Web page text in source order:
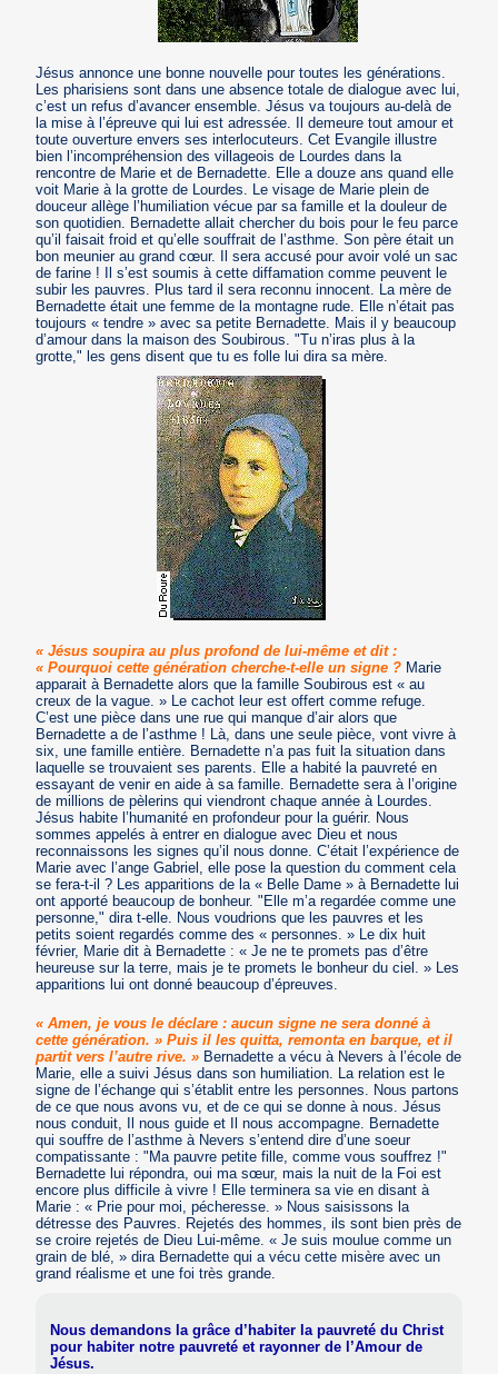
Jésus annonce une bonne nouvelle pour toutes les générations.
Les pharisiens sont dans une absence totale de dialogue avec lui,
c’est un refus d’avancer ensemble. Jésus va toujours au-delà de
la mise à l’épreuve qui lui est adressée. Il demeure tout amour et
toute ouverture envers ses interlocuteurs. Cet Evangile illustre
bien l’incompréhension des villageois de Lourdes dans la
rencontre de Marie et de Bernadette. Elle a douze ans quand elle
voit Marie à la grotte de Lourdes. Le visage de Marie plein de
douceur allège l’humiliation vécue par sa famille et la douleur de
son quotidien. Bernadette allait chercher du bois pour le feu parce
qu’il faisait froid et qu’elle souffrait de l’asthme. Son père était un
bon meunier au grand cœur. Il sera accusé pour avoir volé un sac
de farine ! Il s’est soumis à cette diffamation comme peuvent le
subir les pauvres. Plus tard il sera reconnu innocent. La mère de
Bernadette était une femme de la montagne rude. Elle n’était pas
toujours « tendre » avec sa petite Bernadette. Mais il y beaucoup
d’amour dans la maison des Soubirous. "Tu n’iras plus à la
grotte," les gens disent que tu es folle lui dira sa mère.
« Jésus soupira au plus profond de lui-même et dit :
« Pourquoi cette génération cherche-t-elle un signe ? Marie
apparait à Bernadette alors que la famille Soubirous est « au
creux de la vague. » Le cachot leur est offert comme refuge.
C’est une pièce dans une rue qui manque d’air alors que
Bernadette a de l’asthme ! Là, dans une seule pièce, vont vivre à
six, une famille entière. Bernadette n’a pas fuit la situation dans
laquelle se trouvaient ses parents. Elle a habité la pauvreté en
essayant de venir en aide à sa famille. Bernadette sera à l’origine
de millions de pèlerins qui viendront chaque année à Lourdes.
Jésus habite l’humanité en profondeur pour la guérir. Nous
sommes appelés à entrer en dialogue avec Dieu et nous
reconnaissons les signes qu’il nous donne. C’était l’expérience de
Marie avec l’ange Gabriel, elle pose la question du comment cela
se fera-t-il ? Les apparitions de la « Belle Dame » à Bernadette lui
ont apporté beaucoup de bonheur. "Elle m’a regardée comme une
personne," dira t-elle. Nous voudrions que les pauvres et les
petits soient regardés comme des « personnes. » Le dix huit
février, Marie dit à Bernadette : « Je ne te promets pas d’être
heureuse sur la terre, mais je te promets le bonheur du ciel. » Les
apparitions lui ont donné beaucoup d’épreuves.
« Amen, je vous le déclare : aucun signe ne sera donné à
cette génération. » Puis il les quitta, remonta en barque, et il
partit vers l’autre rive. » Bernadette a vécu à Nevers à l’école de
Marie, elle a suivi Jésus dans son humiliation. La relation est le
signe de l’échange qui s’établit entre les personnes. Nous partons
de ce que nous avons vu, et de ce qui se donne à nous. Jésus
nous conduit, Il nous guide et Il nous accompagne. Bernadette
qui souffre de l’asthme à Nevers s’entend dire d’une soeur
compatissante : "Ma pauvre petite fille, comme vous souffrez !"
Bernadette lui répondra, oui ma sœur, mais la nuit de la Foi est
encore plus difficile à vivre ! Elle terminera sa vie en disant à
Marie : « Prie pour moi, pécheresse. » Nous saisissons la
détresse des Pauvres. Rejetés des hommes, ils sont bien près de
se croire rejetés de Dieu Lui-même. « Je suis moulue comme un
grain de blé, » dira Bernadette qui a vécu cette misère avec un
grand réalisme et une foi très grande.
Nous demandons la grâce d’habiter la pauvreté du Christ
pour habiter notre pauvreté et rayonner de l’Amour de
Jésus.